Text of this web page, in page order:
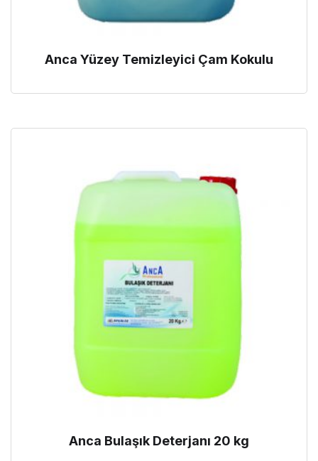
Anca Yüzey Temizleyici Çam Kokulu
Anca Bulaşık Deterjanı 20 kg